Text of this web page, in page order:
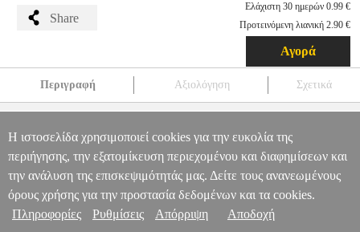
Share
Ελάχιστη 30 ημερών 0.99 €
Προτεινόμενη λιανική 2.90 €
Αγορά
Περιγραφή Αξιολόγηση Σχετικά
SAMSUNG GALAXY J7 (2017) TRANSPARENT TEL.047738
HAMA ΘΗΚΗ
HAMA 181346 CRYSTAL
CLEAR COVER FOR THE SAMSUNG GALAXY J7 (2017)
TRANSPARENT
0.99
Πληροφορίες & Υπηρεσίες >
Η ιστοσελίδα χρησιμοποιεί cookies για την ευκολία της
περιήγησης, την εξατομίκευση περιεχομένου και διαφημίσεων και
την ανάλυση της επισκεψιμότητάς μας. Δείτε τους ανανεωμένους
όρους χρήσης για την προστασία δεδομένων και τα cookies.
Πληροφορίες
Ρυθμίσεις Απόρριψη Αποδοχή